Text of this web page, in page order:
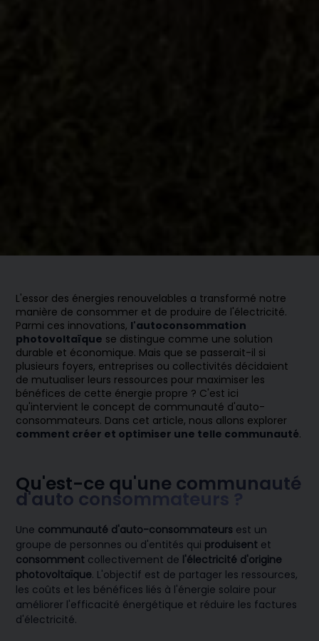
L'essor des énergies renouvelables a transformé notre
manière de consommer et de produire de l'électricité.
Parmi ces innovations, l'autoconsommation
photovoltaïque se distingue comme une solution
durable et économique. Mais que se passerait-il si
plusieurs foyers, entreprises ou collectivités décidaient
de mutualiser leurs ressources pour maximiser les
bénéfices de cette énergie propre ? C'est ici
qu'intervient le concept de communauté d'auto-
consommateurs. Dans cet article, nous allons explorer
comment créer et optimiser une telle communauté.
Qu'est-ce qu'une communauté
d'auto consommateurs ?
Une communauté d'auto-consommateursest un
groupe de personnes ou d'entités qui produisentet
consommentcollectivement de l'électricité d'origine
photovoltaïque. L'objectif est de partager les ressources,
les coûts et les bénéfices liés à l'énergie solaire pour
améliorer l'efficacité énergétique et réduire les factures
d'électricité.